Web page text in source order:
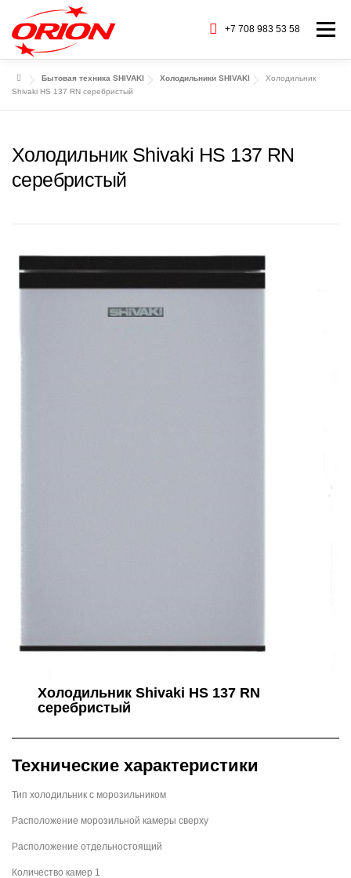
содержимому
+7 708 983 53 58 Меню
ГЛАВНАЯ КАТАЛОГ ТОВАРОВ
О НАС СЕРВИС БАРАХОЛКА
Бытовая техника SHIVAKI Холодильники SHIVAKI
Холодильник
Shivaki HS 137 RN серебристый
Холодильник Shivaki HS 137 RN
серебристый
Холодильник Shivaki HS 137 RN
серебристый
Технические характеристики
Тип холодильник с морозильником
Расположение морозильной камеры сверху
Расположение отдельностоящий
Количество камер 1